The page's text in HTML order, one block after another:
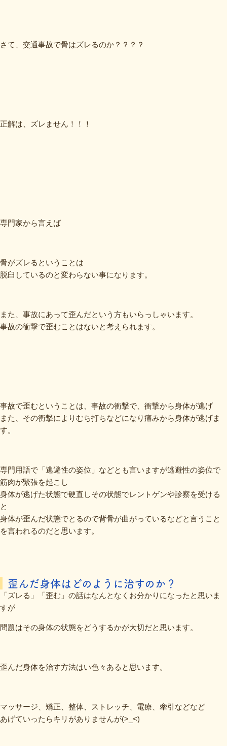
さて、交通事故で骨はズレるのか？？？？
正解は、ズレません！！！
専門家から言えば
骨がズレるということは
脱臼しているのと変わらない事になります。
また、事故にあって歪んだという方もいらっしゃいます。
事故の衝撃で歪むことはないと考えられます。
事故で歪むということは、事故の衝撃で、衝撃から身体が逃げ
また、その衝撃によりむち打ちなどになり痛みから身体が逃げま
す。
専門用語で「逃避性の姿位」などとも言いますが逃避性の姿位で
筋肉が緊張を起こし
身体が逃げた状態で硬直しその状態でレントゲンや診察を受ける
と
身体が歪んだ状態でとるので背骨が曲がっているなどと言うこと
を言われるのだと思います。
歪んだ身体はどのように治すのか？
「ズレる」「歪む」の話はなんとなくお分かりになったと思いま
すが
問題はその身体の状態をどうするかが大切だと思います。
歪んだ身体を治す方法はい色々あると思います。
マッサージ、矯正、整体、ストレッチ、電療、牽引などなど
あげていったらキリがありませんが(>_<)